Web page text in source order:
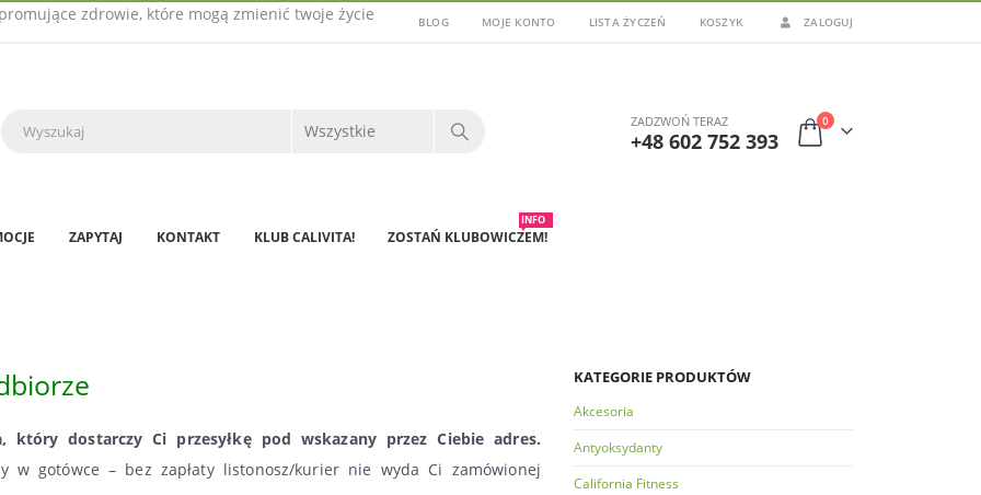
zdrowie, które mogą zmienić twoje życie BLOG MOJE KONTO LISTA ŻYCZEŃ KOSZYK ZALOGUJ
ZADZWOŃ TERAZ
+48 602 752 393
0
ZAPYTAJ KONTAKT KLUB CALIVITA! ZOSTAŃ KLUBOWICZEM!
INFO
dostarczy Ci przesyłkę pod wskazany przez Ciebie adres.
w gotówce – bez zapłaty listonosz/kurier nie wyda Ci zamówionej
KATEGORIE PRODUKTÓW
Akcesoria
Antyoksydanty
California Fitness